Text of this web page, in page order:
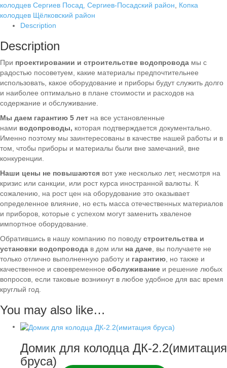
колодцев Сергиев Посад, Сергиев-Посадский район, Копка
колодцев Щёлковский район
Description
Description
При проектировании и строительстве водопровода мы с
радостью посоветуем, какие материалы предпочтительнее
использовать, какое оборудование и приборы будут служить долго
и наиболее оптимально в плане стоимости и расходов на
содержание и обслуживание.
Мы даем гарантию 5 лет на все установленные
нами водопроводы, которая подтверждается документально.
Именно поэтому мы заинтересованы в качестве нашей работы и в
том, чтобы приборы и материалы были вне замечаний, вне
конкуренции.
Наши цены не повышаются вот уже несколько лет, несмотря на
кризис или санкции, или рост курса иностранной валюты. К
сожалению, на рост цен на оборудование это оказывает
определенное влияние, но есть масса отечественных материалов
и приборов, которые с успехом могут заменить хваленое
импортное оборудование.
Обратившись в нашу компанию по поводу строительства и
установки водопровода в дом или на даче, вы получаете не
только отлично выполненную работу и гарантию, но также и
качественное и своевременное обслуживание и решение любых
вопросов, если таковые возникнут в любое удобное для вас время
круглый год.
You may also like…
Домик для колодца ДК-2.2(имитация
бруса)